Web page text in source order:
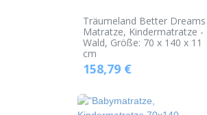
Träumeland Better Dreams
Matratze, Kindermatratze -
Wald, Größe: 70 x 140 x 11
cm
158,79€